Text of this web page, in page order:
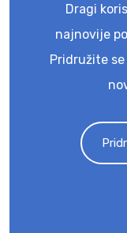
Dragi
najnovije
Pridružite